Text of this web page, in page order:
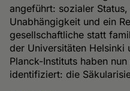
angeführt: sozialer
Unabhängigkeit und ein
gesellschaftliche statt
der Universitäten Helsinki
Planck-Instituts haben
identifiziert: die